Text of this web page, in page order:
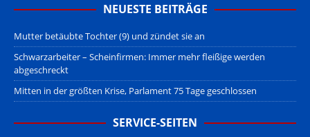
NEUESTE BEITRÄGE
Mutter betäubte Tochter (9) und zündet sie an
Schwarzarbeiter – Scheinfirmen: Immer mehr fleißige werden
abgeschreckt
Mitten in der größten Krise, Parlament 75 Tage geschlossen
SERVICE-SEITEN